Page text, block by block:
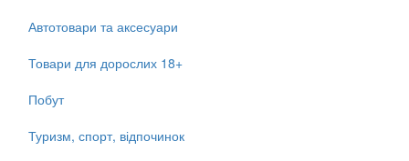
Автотовари та аксесуари
Товари для дорослих 18+
Побут
Туризм, спорт, відпочинок